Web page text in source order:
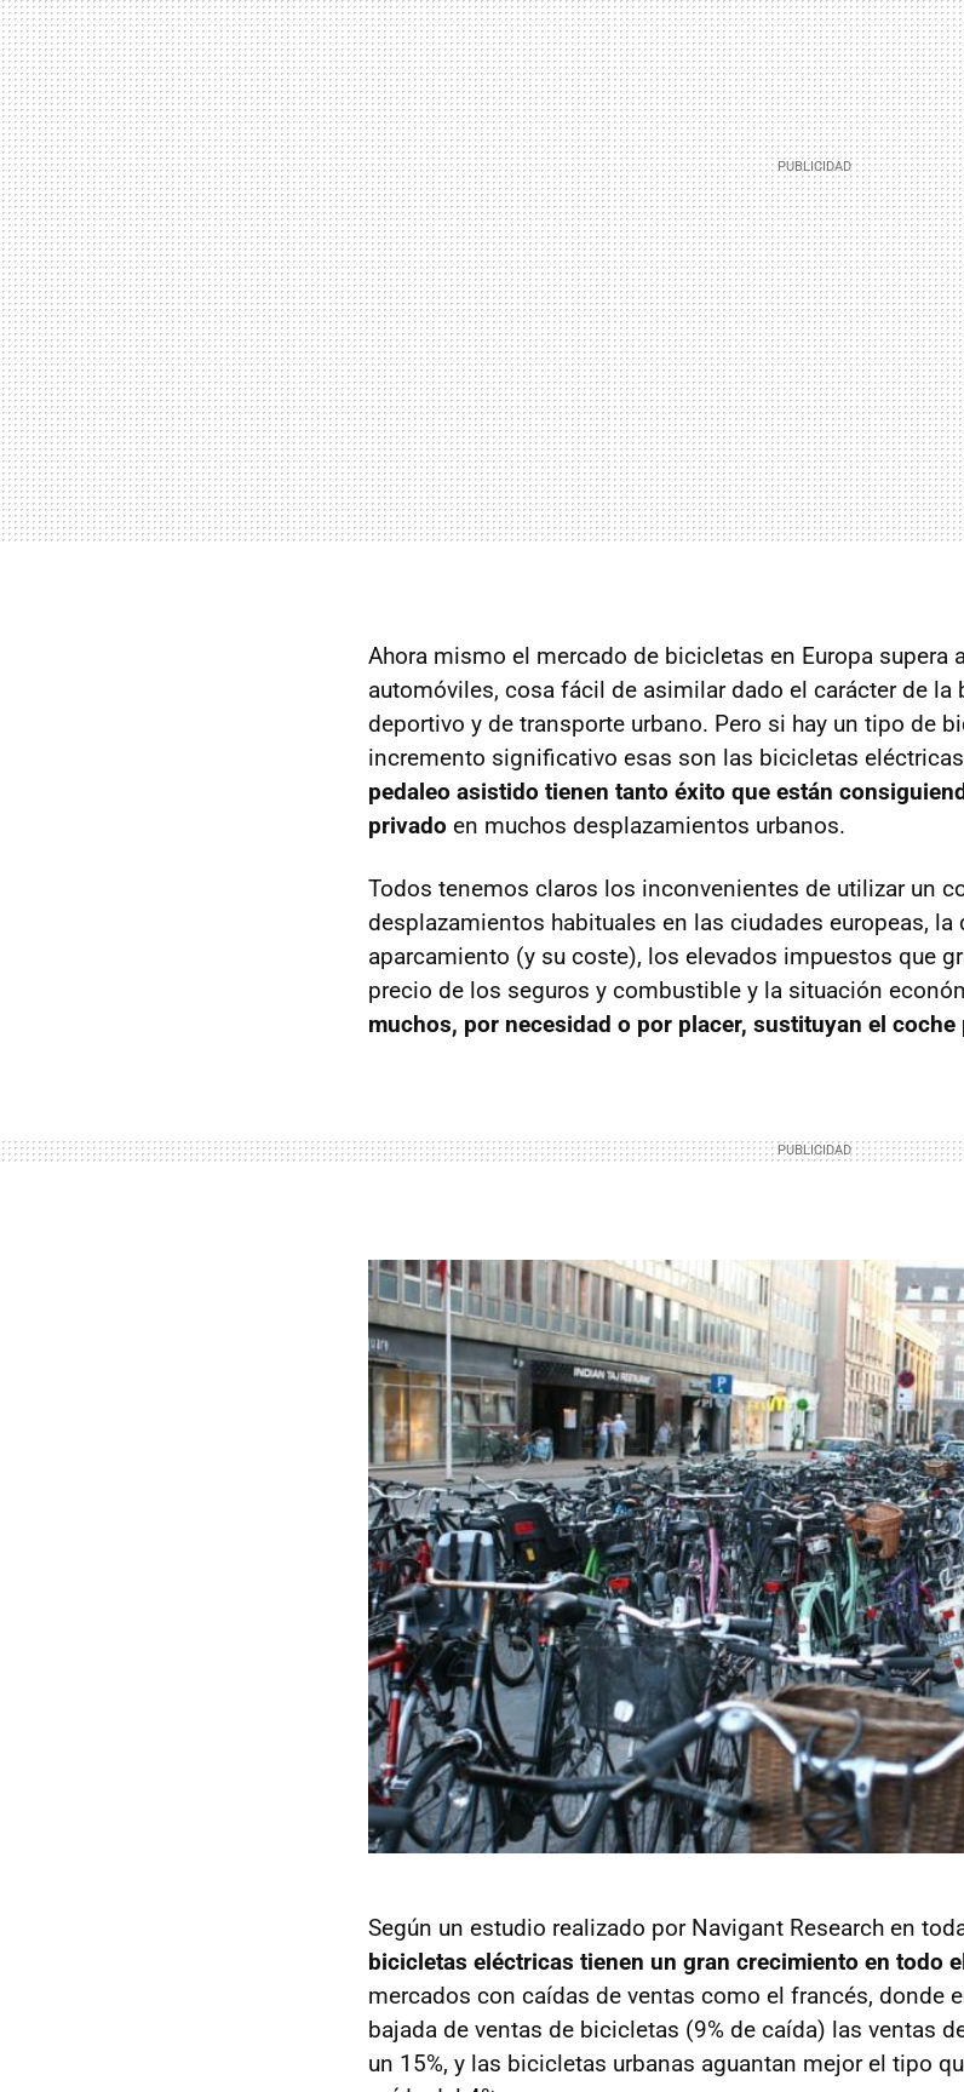
Ahora mismo el mercado de bicicletas en Europa supera
automóviles, cosa fácil de asimilar dado el carácter de
deportivo y de transporte urbano. Pero si hay un tipo de
incremento significativo esas son las bicicletas
pedaleo asistido tienen tanto éxito que están
privado en muchos desplazamientos urbanos.
Todos tenemos claros los inconvenientes de utilizar un
desplazamientos habituales en las ciudades europeas,
aparcamiento (y su coste), los elevados impuestos que
precio de los seguros y combustible y la situación
muchos, por necesidad o por placer, sustituyan el
Según un estudio realizado por Navigant Research en
bicicletas eléctricas tienen un gran crecimiento en todo
mercados con caídas de ventas como el francés, donde
bajada de ventas de bicicletas (9% de caída) las ventas
un 15%, y las bicicletas urbanas aguantan mejor el tipo